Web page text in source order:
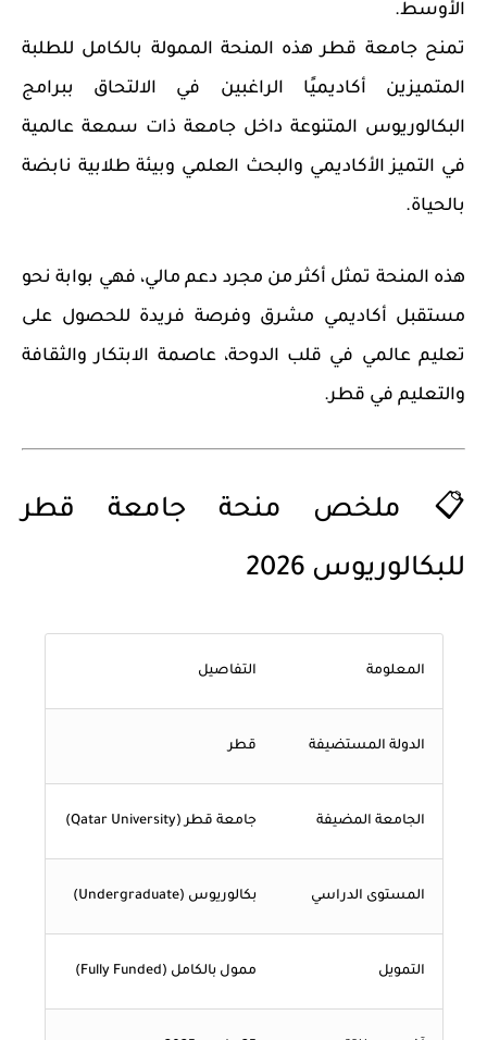
الأوسط.
تمنحجامعة قطرهذه المنحة الممولة بالكامل للطلبة
المتميزين أكاديميًا الراغبين في الالتحاق ببرامج
البكالوريوس المتنوعة داخل جامعة ذات سمعة عالمية
في التميز الأكاديمي والبحث العلمي وبيئة طلابية نابضة
بالحياة.
هذه المنحة تمثل أكثر من مجرد دعم مالي، فهي بوابة نحو
مستقبل أكاديمي مشرق وفرصة فريدة للحصول على
تعليم عالمي في قلب الدوحة، عاصمة الابتكار والثقافة
والتعليم في قطر.
📋 ملخص منحة جامعة قطر
للبكالوريوس 2026
المعلومة التفاصيل
الدولة المستضيفة قطر
الجامعة المضيفة جامعة قطر (Qatar University)
المستوى الدراسي بكالوريوس (Undergraduate)
التمويل ممول بالكامل (Fully Funded)